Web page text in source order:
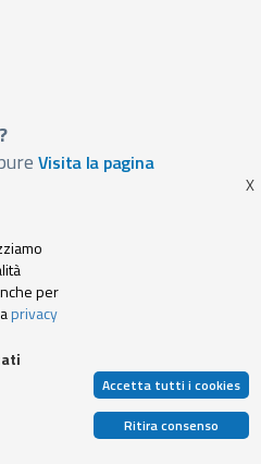
Visita la pagina
policy e cookie
| P. IVA e C. Fiscale: 10707250014 |
20.000,00 € I.V.
per
privacy
Accetta tutti i cookies
Ritira consenso